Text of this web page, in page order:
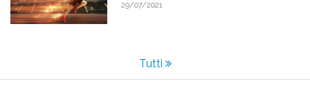
29/07/2021
Tutti